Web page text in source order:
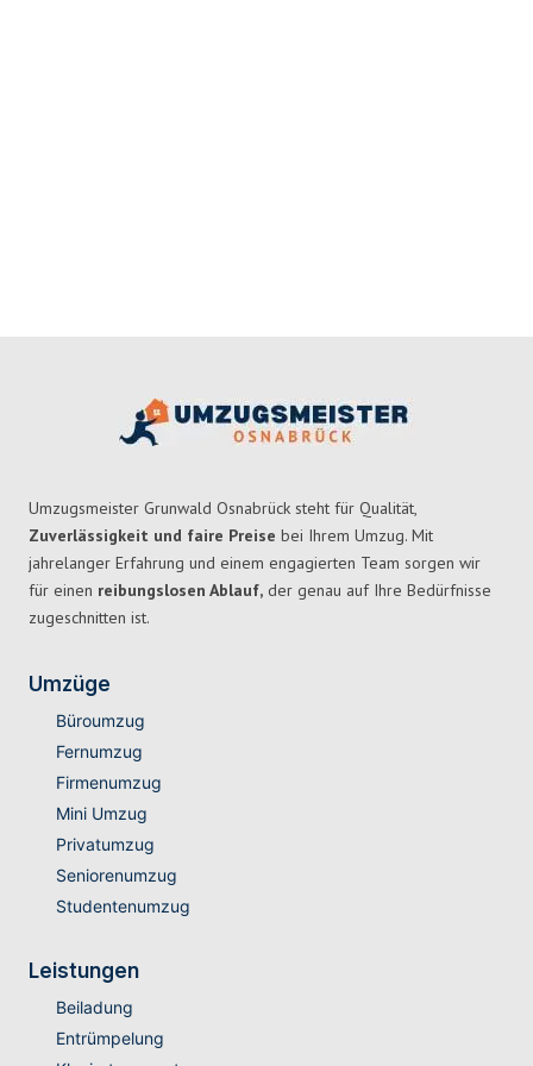
Umzugsmeister Grunwald Osnabrück steht für Qualität,
Zuverlässigkeit und faire Preise bei Ihrem Umzug. Mit
jahrelanger Erfahrung und einem engagierten Team sorgen wir
für einen reibungslosen Ablauf, der genau auf Ihre Bedürfnisse
zugeschnitten ist.
Umzüge
Büroumzug
Fernumzug
Firmenumzug
Mini Umzug
Privatumzug
Seniorenumzug
Studentenumzug
Leistungen
Beiladung
Entrümpelung